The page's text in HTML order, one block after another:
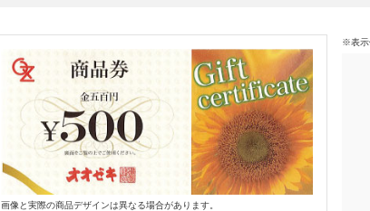
画像と実際の商品デザインは異なる場合があります。
※表示